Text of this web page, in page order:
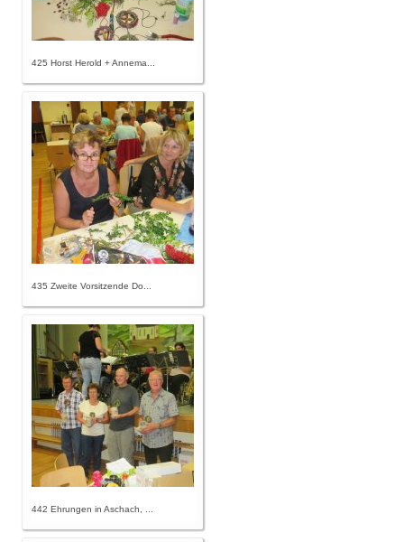
425 Horst Herold + Annema...
435 Zweite Vorsitzende Do...
442 Ehrungen in Aschach, ...